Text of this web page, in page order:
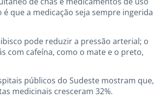
que a medicação seja sempre ingerida
pode reduzir a pressão arterial; o
com cafeína, como o mate e o preto,
públicos do Sudeste mostram que,
medicinais cresceram 32%.